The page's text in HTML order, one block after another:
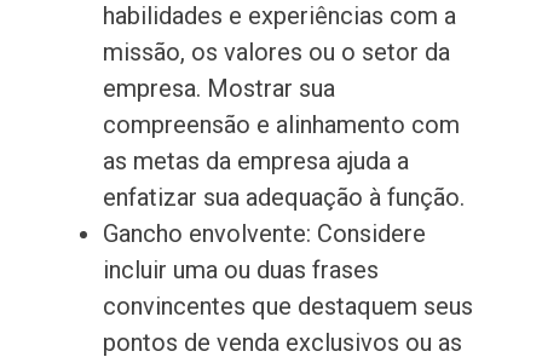
habilidades e experiências com a
missão, os valores ou o setor da
empresa. Mostrar sua
compreensão e alinhamento com
as metas da empresa ajuda a
enfatizar sua adequação à função.
Gancho envolvente: Considere
incluir uma ou duas frases
convincentes que destaquem seus
pontos de venda exclusivos ou as